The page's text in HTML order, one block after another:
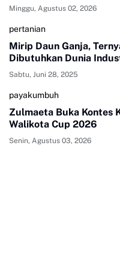
Minggu, Agustus 02, 2026
pertanian
Mirip Daun Ganja,
Dibutuhkan Dunia
Sabtu, Juni 28, 2025
payakumbuh
Zulmaeta Buka Kontes
Walikota Cup 2026
Senin, Agustus 03, 2026